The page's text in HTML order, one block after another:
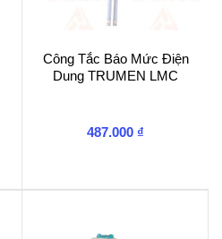
Công Tắc Báo Mức Điện
Dung TRUMEN LMC
487.000 ₫